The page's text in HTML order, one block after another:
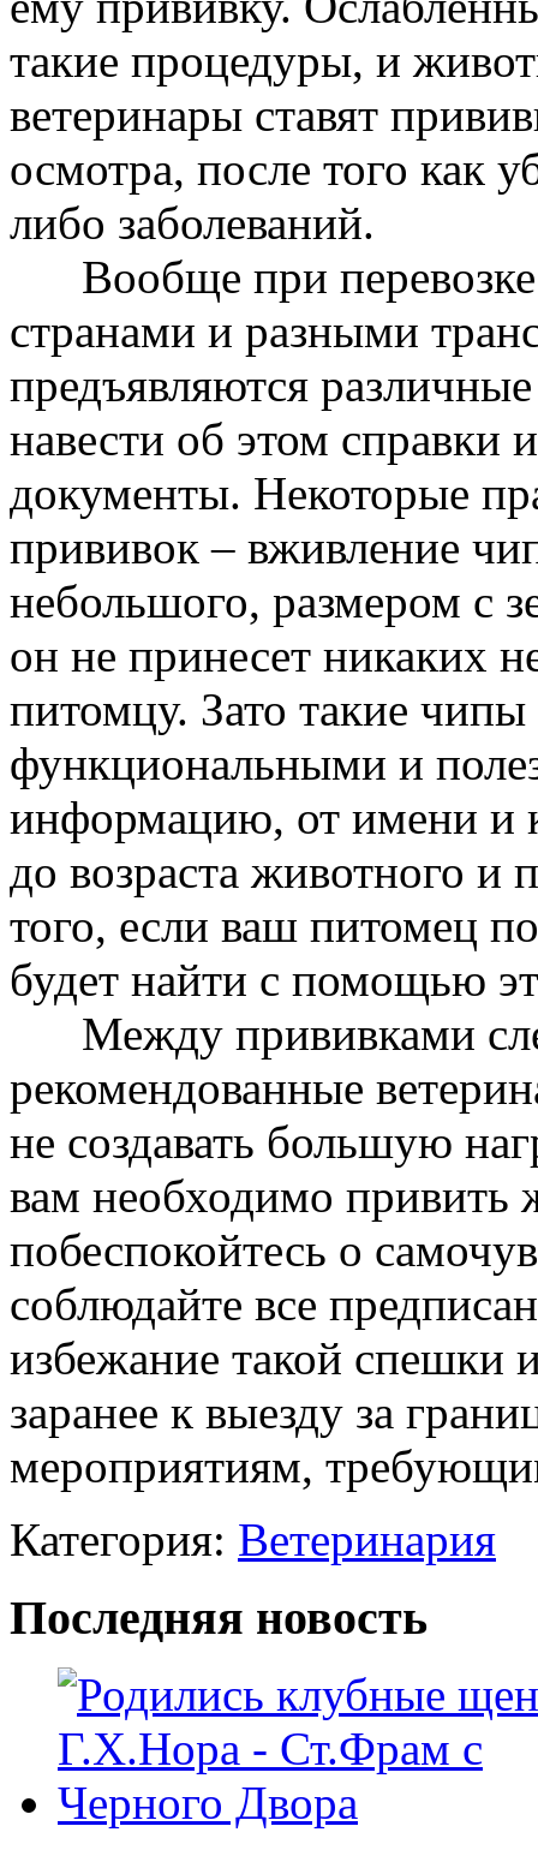
такие процедуры, и
ветеринары ставят
осмотра, после того как
либо заболеваний.
Вообще при перевозке
странами и разными
предъявляются
навести об этом справки
документы. Некоторые
прививок – вживление
небольшого, размером с
он не принесет никаких
питомцу. Зато такие
функциональными и
информацию, от имени и
до возраста животного
того, если ваш питомец
будет найти с помощью
Между прививками
рекомендованные
не создавать большую
вам необходимо привить
побеспокойтесь о
соблюдайте все
избежание такой спешки
заранее к выезду за
мероприятиям,
Категория: Ветеринария
Последняя новость